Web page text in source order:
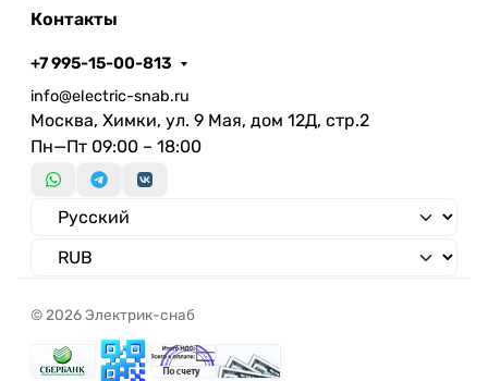
Специальное применение
Противопожарная защита "d"
Возможность покрытия
теплоизоляционным
воздействием
Подходит для числа
источников света
встроенного монтажа
Контакты
+7 995-15-00-813
info@electric-snab.ru
Москва, Химки, ул. 9 Мая, дом 12Д, стр.2
Пн—Пт 09:00 – 18:00
© 2026 Электрик-снаб